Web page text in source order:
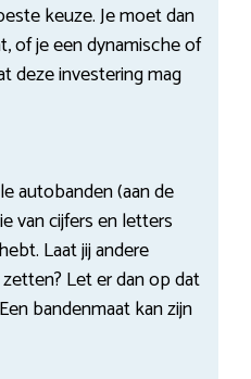
keuze. Je moet dan
of je een dynamische of
deze investering mag
autobanden (aan de
van cijfers en letters
Laat jij andere
Let er dan op dat
bandenmaat kan zijn